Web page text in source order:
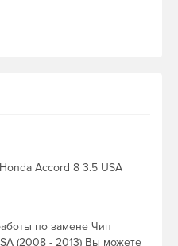
Accord 8 3.5 USA
по замене Чип
(2008 - 2013) Вы можете